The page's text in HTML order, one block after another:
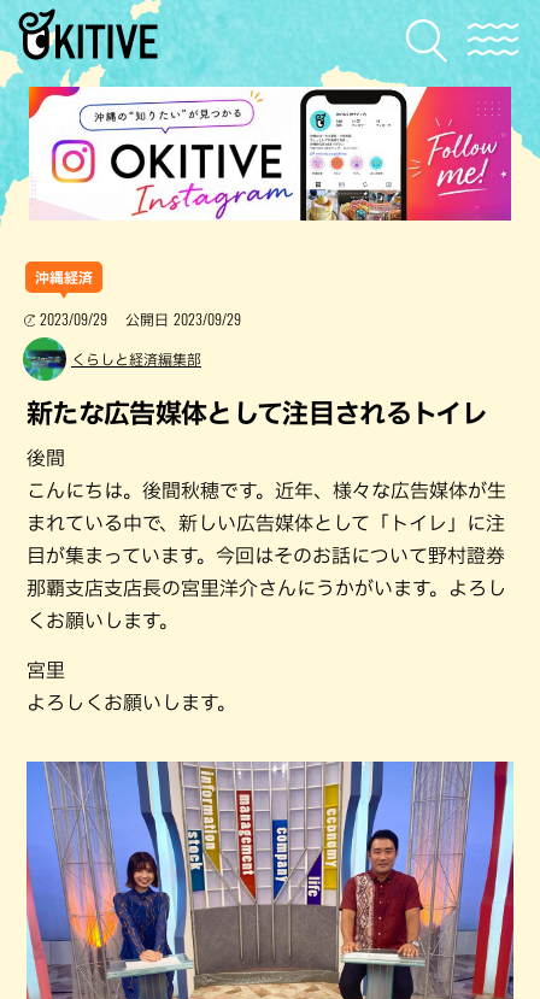
沖縄経済
2023/09/29 公開日 2023/09/29
くらしと経済編集部
新たな広告媒体として注目されるトイレ
後間
こんにちは。後間秋穂です。近年、様々な広告媒体が生
まれている中で、新しい広告媒体として「トイレ」に注
目が集まっています。今回はそのお話について野村證券
那覇支店支店長の宮里洋介さんにうかがいます。よろし
くお願いします。
宮里
よろしくお願いします。